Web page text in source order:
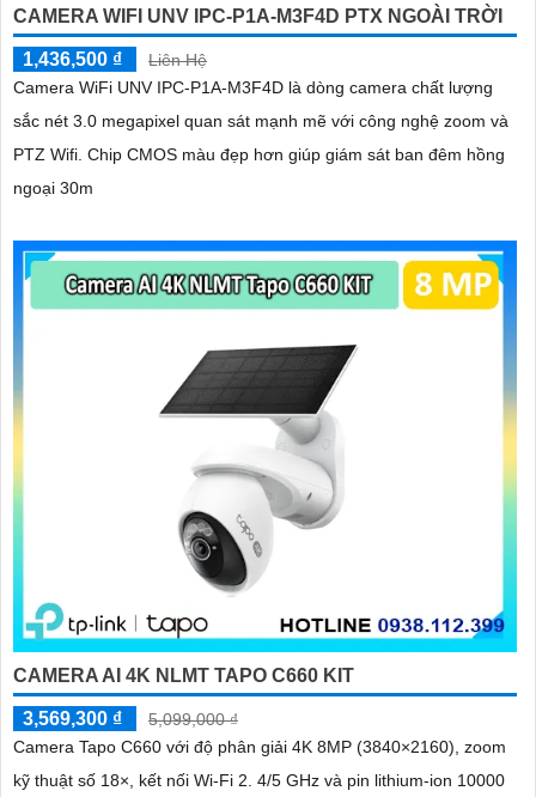
CAMERA WIFI UNV IPC-P1A-M3F4D PTX NGOÀI TRỜI
1,436,500 ₫
Liên Hệ
Camera WiFi UNV IPC-P1A-M3F4D là dòng camera chất lượng
sắc nét 3.0 megapixel quan sát mạnh mẽ với công nghệ zoom và
PTZ Wifi. Chip CMOS màu đẹp hơn giúp giám sát ban đêm hồng
ngoại 30m
CAMERA AI 4K NLMT TAPO C660 KIT
3,569,300 ₫
5,099,000 ₫
Camera Tapo C660 với độ phân giải 4K 8MP (3840×2160), zoom
kỹ thuật số 18×, kết nối Wi-Fi 2. 4/5 GHz và pin lithium-ion 10000